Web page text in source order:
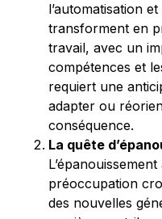
l’automatisation
transforment en
travail, avec un
compétences et
requiert une
adapter ou
conséquence.
La quête
préoccupation
des nouvelles